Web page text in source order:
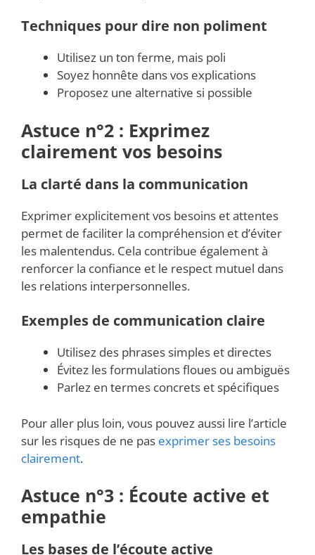
Techniques pour dire non poliment
Utilisez un ton ferme, mais poli
Soyez honnête dans vos explications
Proposez une alternative si possible
Astuce n°2 : Exprimez
clairement vos besoins
La clarté dans la communication
Exprimer explicitement vos besoins et attentes
permet de faciliter la compréhension et d’éviter
les malentendus. Cela contribue également à
renforcer la confiance et le respect mutuel dans
les relations interpersonnelles.
Exemples de communication claire
Utilisez des phrases simples et directes
Évitez les formulations floues ou ambiguës
Parlez en termes concrets et spécifiques
Pour aller plus loin, vous pouvez aussi lire l’article
sur les risques de ne pas exprimer ses besoins
clairement.
Astuce n°3 : Écoute active et
empathie
Les bases de l’écoute active